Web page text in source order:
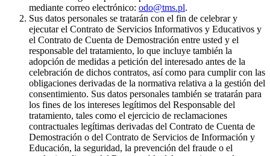
mediante correo electrónico: odo@tms.pl.
Sus datos personales se tratarán con el fin de celebrar y
ejecutar el Contrato de Servicios Informativos y Educativos y
el Contrato de Cuenta de Demostración entre usted y el
responsable del tratamiento, lo que incluye también la
adopción de medidas a petición del interesado antes de la
celebración de dichos contratos, así como para cumplir con las
obligaciones derivadas de la normativa relativa a la gestión del
consentimiento. Sus datos personales también se tratarán para
los fines de los intereses legítimos del Responsable del
tratamiento, tales como el ejercicio de reclamaciones
contractuales legítimas derivadas del Contrato de Cuenta de
Demostración o del Contrato de Servicios de Información y
Educación, la seguridad, la prevención del fraude o el